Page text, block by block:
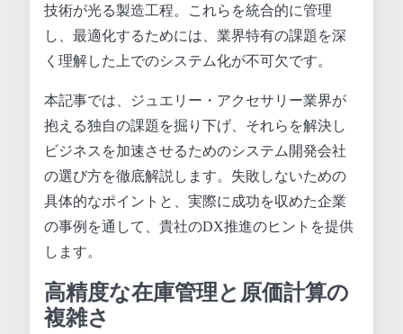
技術が光る製造工程。これらを統合的に管理
し、最適化するためには、業界特有の課題を深
く理解した上でのシステム化が不可欠です。
本記事では、ジュエリー・アクセサリー業界が
抱える独自の課題を掘り下げ、それらを解決し
ビジネスを加速させるためのシステム開発会社
の選び方を徹底解説します。失敗しないための
具体的なポイントと、実際に成功を収めた企業
の事例を通して、貴社のDX推進のヒントを提供
します。
高精度な在庫管理と原価計算の
複雑さ